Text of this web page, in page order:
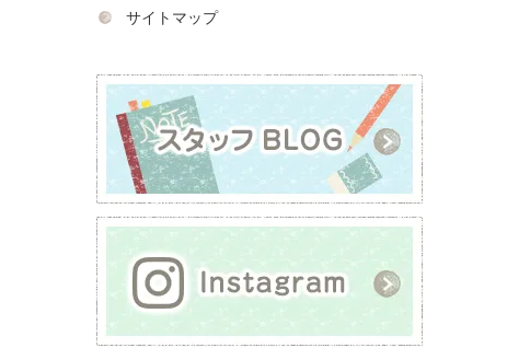
サイトマップ